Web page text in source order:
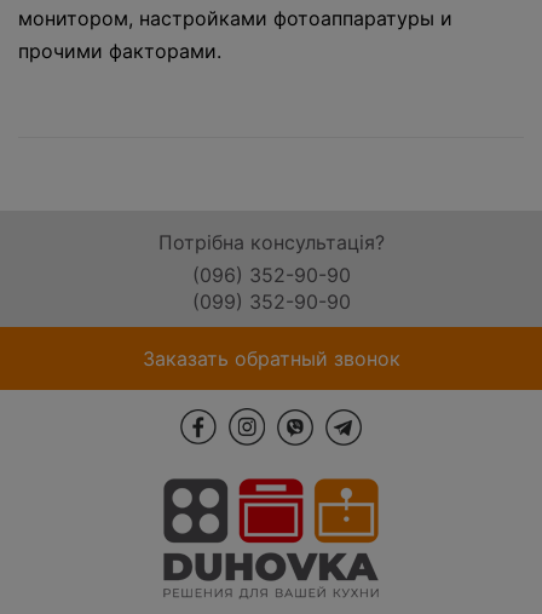
монитором, настройками фотоаппаратуры и
прочими факторами.
Потрібна консультація?
(096) 352-90-90
(099) 352-90-90
Заказать обратный звонок